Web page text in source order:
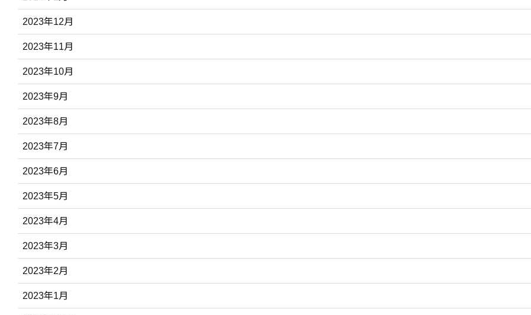
2023年12月
2023年11月
2023年10月
2023年9月
2023年8月
2023年7月
2023年6月
2023年5月
2023年4月
2023年3月
2023年2月
2023年1月